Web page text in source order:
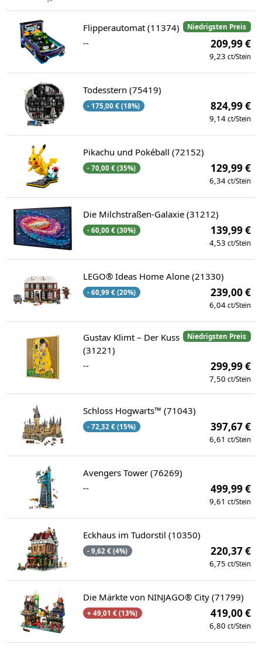
Niedrigsten Preis
Flipperautomat (11374)
--
209,99 €
9,23 ct/Stein
Todesstern (75419)
- 175,00 € (18%) 824,99 €
9,14 ct/Stein
Pikachu und Pokéball (72152)
- 70,00 € (35%) 129,99 €
6,34 ct/Stein
Die Milchstraßen-Galaxie (31212)
- 60,00 € (30%) 139,99 €
4,53 ct/Stein
LEGO® Ideas Home Alone (21330)
- 60,99 € (20%) 239,00 €
6,04 ct/Stein
Niedrigsten Preis
Gustav Klimt – Der Kuss
(31221)
--
299,99 €
7,50 ct/Stein
Schloss Hogwarts™ (71043)
- 72,32 € (15%) 397,67 €
6,61 ct/Stein
Avengers Tower (76269)
--
499,99 €
9,61 ct/Stein
Eckhaus im Tudorstil (10350)
- 9,62 € (4%) 220,37 €
6,75 ct/Stein
Die Märkte von NINJAGO® City (71799)
+ 49,01 € (13%) 419,00 €
6,80 ct/Stein